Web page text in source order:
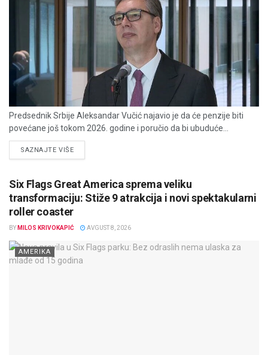
Predsednik Srbije Aleksandar Vučić najavio je da će penzije biti
povećane još tokom 2026. godine i poručio da bi ubuduće...
SAZNAJTE VIŠEDETAILS
Six Flags Great America sprema veliku
transformaciju: Stiže 9 atrakcija i novi spektakularni
roller coaster
BY MILOS KRIVOKAPIĆ AVGUST 8, 2026
AMERIKA